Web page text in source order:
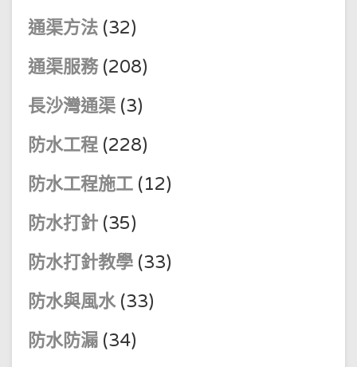
通渠方法 (32)
通渠服務(208)
長沙灣通渠 (3)
防水工程 (228)
防水工程施工 (12)
防水打針 (35)
防水打針教學 (33)
防水與風水(33)
防水防漏 (34)